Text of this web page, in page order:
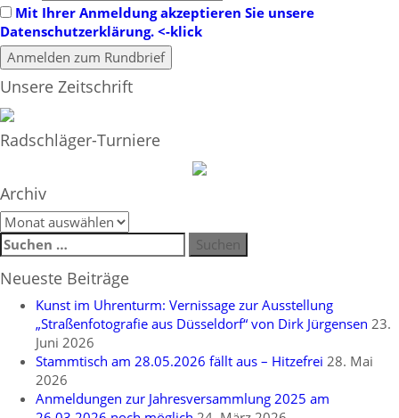
Mit Ihrer Anmeldung akzeptieren Sie unsere
Datenschutzerklärung. <-klick
Unsere Zeitschrift
Radschläger-Turniere
Archiv
Archiv
Suchen
nach:
Neueste Beiträge
Kunst im Uhrenturm: Vernissage zur Ausstellung
„Straßenfotografie aus Düsseldorf“ von Dirk Jürgensen 23.
Juni 2026
Stammtisch am 28.05.2026 fällt aus – Hitzefrei 28. Mai
2026
Anmeldungen zur Jahresversammlung 2025 am